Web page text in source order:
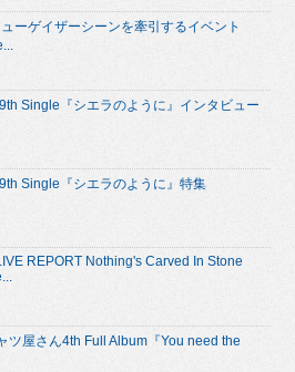
ーゲイザーシーンを牽引するイベント
Single『シエラのように』インタビュー
Single『シエラのように』特集
REPORT Nothing's Carved In Stone
ツ屋さん4th Full Album『You need the